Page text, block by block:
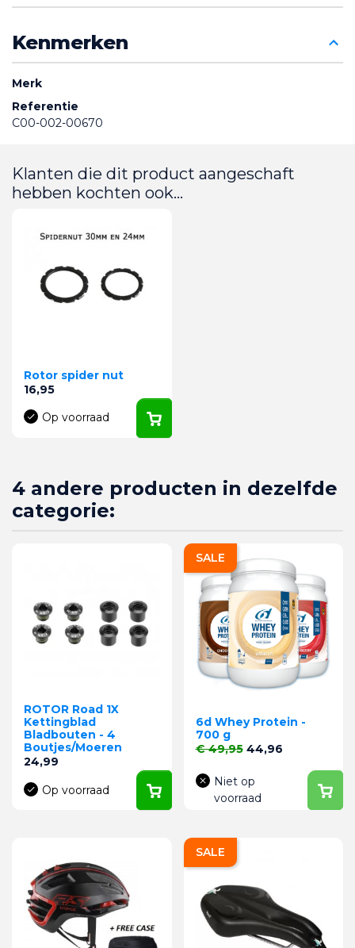
Kenmerken
Merk
Referentie
C00-002-00670
Klanten die dit product aangeschaft
hebben kochten ook...
Rotor spider nut
Prijs
16,95
Op voorraad
4 andere producten in dezelfde
categorie:
ROTOR Road 1X
Kettingblad
Bladbouten - 4
Boutjes/Moeren
Prijs
24,99
Op voorraad
6d Whey Protein -
700 g
Normale prijs
€ 49,95 Prijs
44,96
Niet op
voorraad
SALE
SALE